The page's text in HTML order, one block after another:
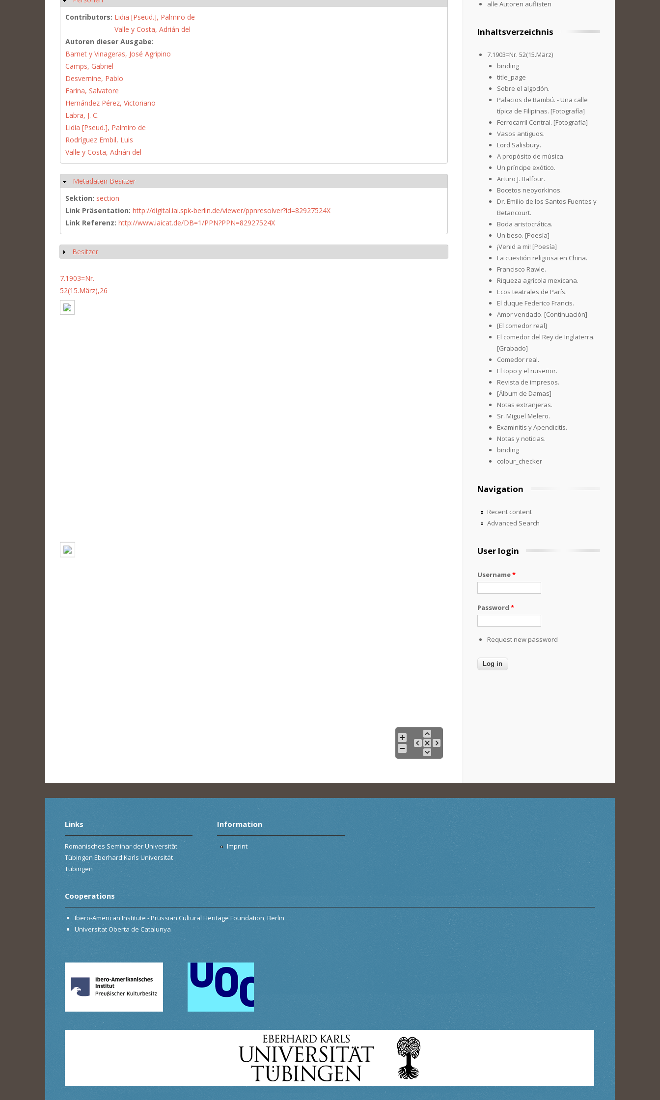
Contributors: Lidia [Pseud.], Palmiro de
Valle y Costa, Adrián del
Autoren dieser Ausgabe:
Barnet y Vinageras, José Agripino
Camps, Gabriel
Desvernine, Pablo
Farina, Salvatore
Hernández Pérez, Victoriano
Labra, J. C.
Lidia [Pseud.], Palmiro de
Rodríguez Embil, Luis
Valle y Costa, Adrián del
Hide
Metadaten Besitzer
Sektion: section
Link Präsentation: http://digital.iai.spk-berlin.de/viewer/ppnresolver?id=82927524X
Link Referenz: http://www.iaicat.de/DB=1/PPN?PPN=82927524X
Show
Besitzer
7.1903=Nr.
52(15.März),26
alle Autoren auflisten
Inhaltsverzeichnis
7.1903=Nr. 52(15.März)
binding
title_page
Sobre el algodón.
Palacios de Bambú. - Una calle
típica de Filipinas. [Fotografía]
Ferrocarril Central. [Fotografía]
Vasos antiguos.
Lord Salisbury.
A propósito de música.
Un príncipe exótico.
Arturo J. Balfour.
Bocetos neoyorkinos.
Dr. Emilio de los Santos Fuentes y
Betancourt.
Boda aristocrática.
Un beso. [Poesía]
¡Venid a mi! [Poesía]
La cuestión religiosa en China.
Francisco Rawle.
Riqueza agrícola mexicana.
Ecos teatrales de París.
El duque Federico Francis.
Amor vendado. [Continuación]
[El comedor real]
El comedor del Rey de Inglaterra.
[Grabado]
Comedor real.
El topo y el ruiseñor.
Revista de impresos.
[Álbum de Damas]
Notas extranjeras.
Sr. Miguel Melero.
Examinitis y Apendicitis.
Notas y noticias.
binding
colour_checker
Navigation
Recent content
Advanced Search
User login
Username*
Password *
Request new password
Links
Romanisches Seminar der Universität
Tübingen Eberhard Karls Universität
Tübingen
Information
Imprint
Cooperations
Ibero-American Institute - Prussian Cultural Heritage Foundation, Berlin
Universitat Oberta de Catalunya